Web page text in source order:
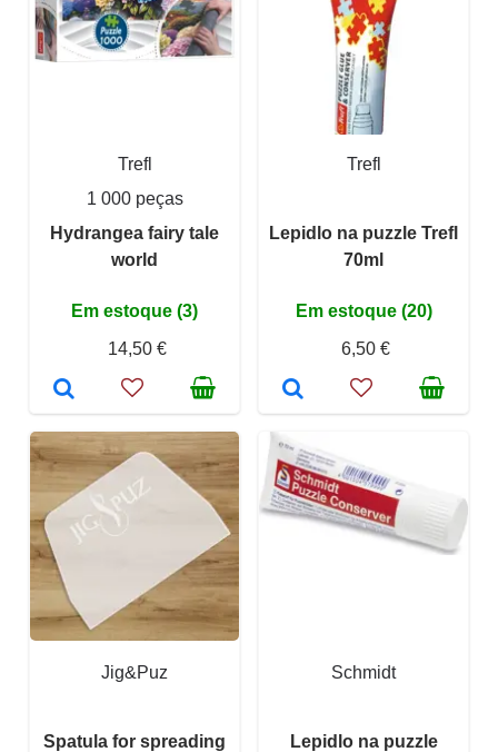
Trefl
1 000 peças
Hydrangea fairy tale
world
Em estoque (3)
14,50 €
Trefl
Lepidlo na puzzle Trefl
70ml
Em estoque (20)
6,50 €
Jig&Puz
Spatula for spreading
Schmidt
Lepidlo na puzzle